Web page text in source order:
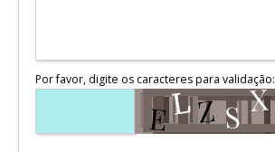
Por favor, digite os caracteres para validação: